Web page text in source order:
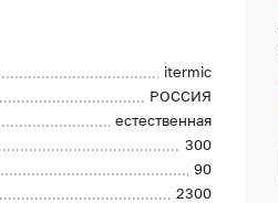
itermic
РОССИЯ
естественная
300
90
2300